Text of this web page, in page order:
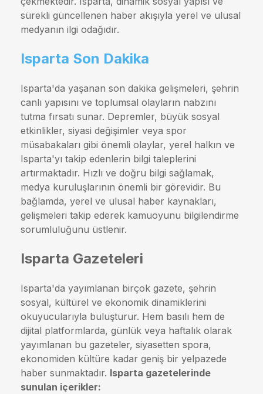
sürekli güncellenen haber akışıyla yerel ve ulusal
medyanın ilgi odağıdır.
Isparta Son Dakika
Isparta'da yaşanan son dakika gelişmeleri, şehrin
canlı yapısını ve toplumsal olayların nabzını
tutma fırsatı sunar. Depremler, büyük sosyal
etkinlikler, siyasi değişimler veya spor
müsabakaları gibi önemli olaylar, yerel halkın ve
Isparta'yı takip edenlerin bilgi taleplerini
artırmaktadır. Hızlı ve doğru bilgi sağlamak,
medya kuruluşlarının önemli bir görevidir. Bu
bağlamda, yerel ve ulusal haber kaynakları,
gelişmeleri takip ederek kamuoyunu bilgilendirme
sorumluluğunu üstlenir.
Isparta Gazeteleri
Isparta'da yayımlanan birçok gazete, şehrin
sosyal, kültürel ve ekonomik dinamiklerini
okuyucularıyla buluşturur. Hem basılı hem de
dijital platformlarda, günlük veya haftalık olarak
yayımlanan bu gazeteler, siyasetten spora,
ekonomiden kültüre kadar geniş bir yelpazede
haber sunmaktadır. Isparta gazetelerinde
sunulan içerikler: